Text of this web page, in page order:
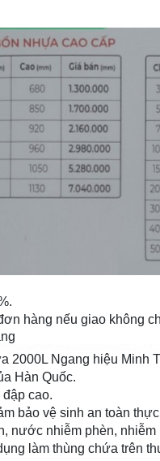
hàng nếu giao không
2000L Ngang hiệu Minh
Hàn Quốc.
cao.
bảo vệ sinh an toàn
nước nhiễm phèn,
làm thùng chứa trên